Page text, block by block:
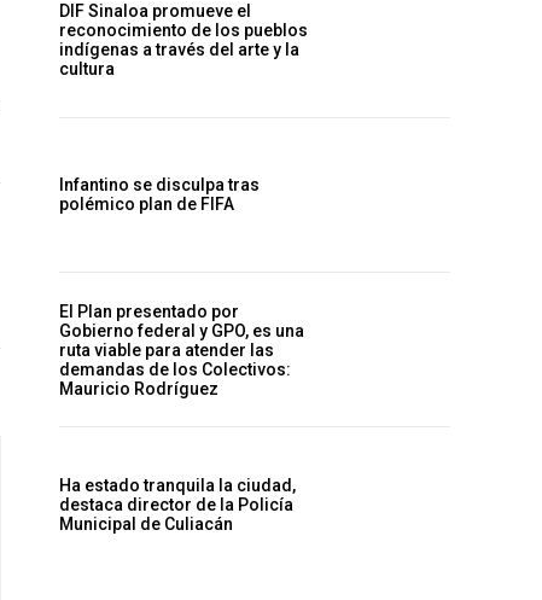
DIF Sinaloa promueve el
reconocimiento de los pueblos
indígenas a través del arte y la
cultura
Infantino se disculpa tras
polémico plan de FIFA
El Plan presentado por
Gobierno federal y GPO, es una
ruta viable para atender las
demandas de los Colectivos:
Mauricio Rodríguez
Ha estado tranquila la ciudad,
destaca director de la Policía
Municipal de Culiacán